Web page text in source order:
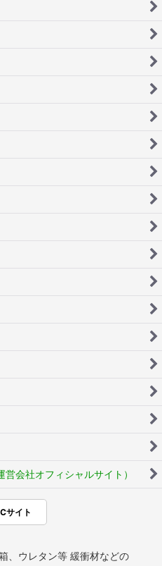
会社オフィシャルサイト）
サイト
、ウレタン等 緩衝材などの